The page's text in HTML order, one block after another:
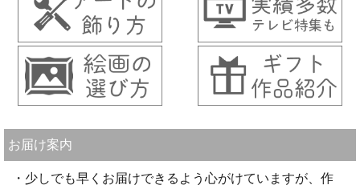
お届け案内
・少しでも早くお届けできるよう心がけていますが、作